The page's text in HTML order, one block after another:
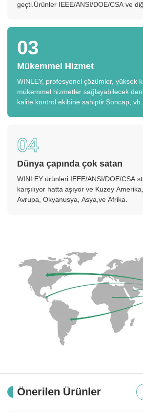
geçti.Ürünler IEEE/ANSI/DOE/CSA ve
03
Mükemmel Hizmet
WINLEY, profesyonel çözümler, yüksek
mükemmel hizmetler sağlayabilecek
kalite kontrol ekibine sahiptir.Soncap,
04
Dünya çapında çok satan
WINLEY ürünleri IEEE/ANSI/DOE/CSA
karşılıyor hatta aşıyor ve Kuzey
Avrupa, Okyanusya, Asya,ve Afrika.
Önerilen Ürünler